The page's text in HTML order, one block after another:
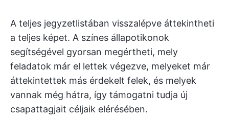
A teljes jegyzetlistában visszalépve áttekintheti
a teljes képet. A színes állapotikonok
segítségével gyorsan megértheti, mely
feladatok már el lettek végezve, melyeket már
áttekintettek más érdekelt felek, és melyek
vannak még hátra, így támogatni tudja új
csapattagjait céljaik elérésében.